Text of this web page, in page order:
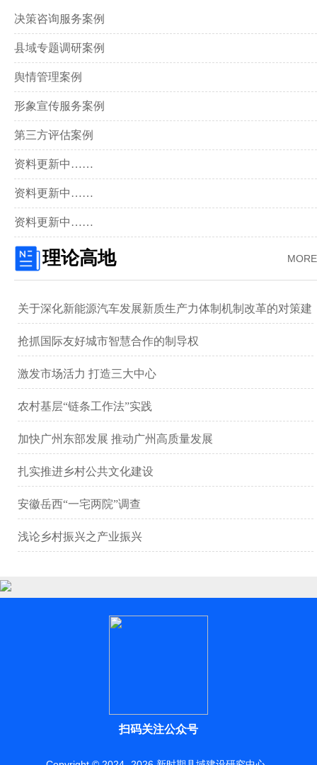
决策咨询服务案例
县域专题调研案例
舆情管理案例
形象宣传服务案例
第三方评估案例
资料更新中……
资料更新中……
资料更新中……
MORE
理论高地
关于深化新能源汽车发展新质生产力体制机制改革的对策建
议 ——以广汽集团为例
抢抓国际友好城市智慧合作的制导权
激发市场活力 打造三大中心
农村基层“链条工作法”实践
加快广州东部发展 推动广州高质量发展
扎实推进乡村公共文化建设
安徽岳西“一宅两院”调查
浅论乡村振兴之产业振兴
扫码关注公众号